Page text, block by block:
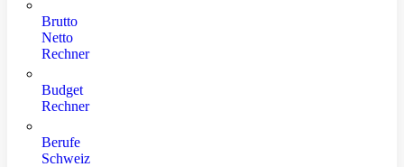
Brutto
Netto
Rechner
Budget
Rechner
Berufe
Schweiz